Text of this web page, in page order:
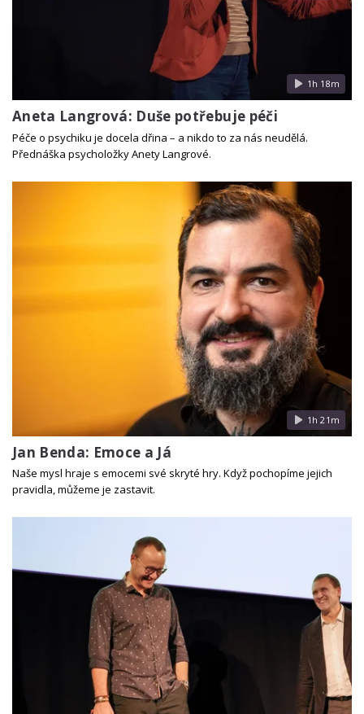
1h 18m
Aneta Langrová: Duše potřebuje péči
Péče o psychiku je docela dřina – a nikdo to za nás neudělá.
Přednáška psycholožky Anety Langrové.
1h 21m
Jan Benda: Emoce a Já
Naše mysl hraje s emocemi své skryté hry. Když pochopíme jejich
pravidla, můžeme je zastavit.